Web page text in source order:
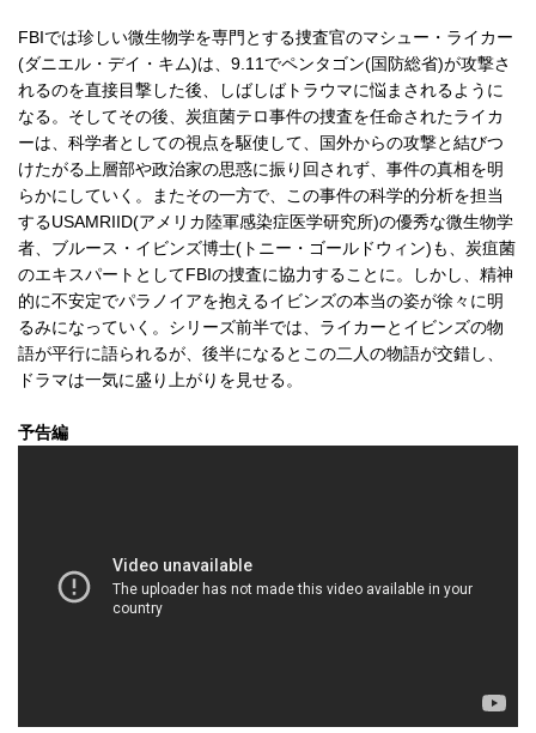
FBIでは珍しい微生物学を専門とする捜査官のマシュー・ライカー
(ダニエル・デイ・キム)は、9.11でペンタゴン(国防総省)が攻撃さ
れるのを直接目撃した後、しばしばトラウマに悩まされるように
なる。そしてその後、炭疽菌テロ事件の捜査を任命されたライカ
ーは、科学者としての視点を駆使して、国外からの攻撃と結びつ
けたがる上層部や政治家の思惑に振り回されず、事件の真相を明
らかにしていく。またその一方で、この事件の科学的分析を担当
するUSAMRIID(アメリカ陸軍感染症医学研究所)の優秀な微生物学
者、ブルース・イビンズ博士(トニー・ゴールドウィン)も、炭疽菌
のエキスパートとしてFBIの捜査に協力することに。しかし、精神
的に不安定でパラノイアを抱えるイビンズの本当の姿が徐々に明
るみになっていく。シリーズ前半では、ライカーとイビンズの物
語が平行に語られるが、後半になるとこの二人の物語が交錯し、
ドラマは一気に盛り上がりを見せる。
予告編